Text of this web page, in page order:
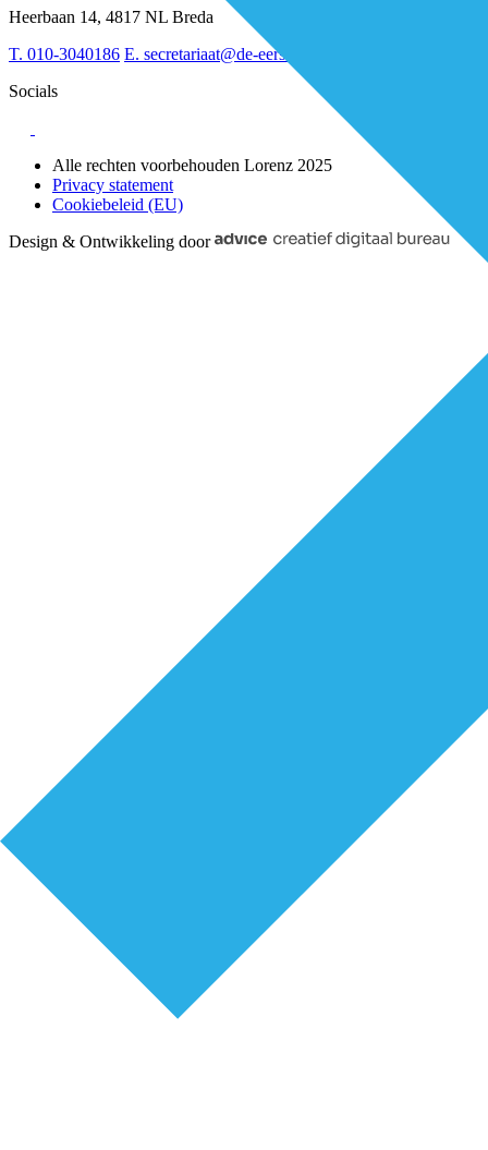
Sociaal domein
Heerbaan 14, 4817 NL Breda
T. 010-3040186 E. secretariaat@de-eerstelijns.nl
Socials
Alle rechten voorbehouden Lorenz 2025
Privacy statement
Cookiebeleid (EU)
Design & Ontwikkeling door